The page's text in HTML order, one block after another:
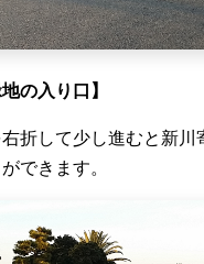
の入り口】
折して少し進むと新
できます。